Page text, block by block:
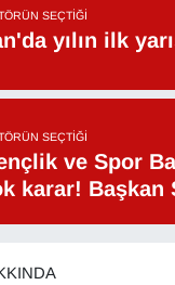
SEÇTIĞI
yılın ilk
SEÇTIĞI
ve Spor
karar! Başkan